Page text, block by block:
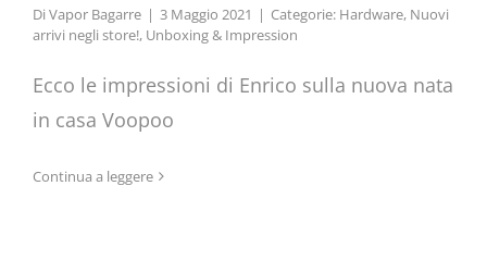
Di Vapor Bagarre | 3 Maggio 2021 | Categorie: Hardware, Nuovi
arrivi negli store!, Unboxing & Impression
Ecco le impressioni di Enrico sulla nuova nata
in casa Voopoo
Continua a leggereeXpromizer V5 MTL RTA by